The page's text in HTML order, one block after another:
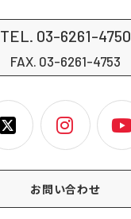
TEL. 03-6261-4750
FAX. 03-6261-4753
お問い合わせ